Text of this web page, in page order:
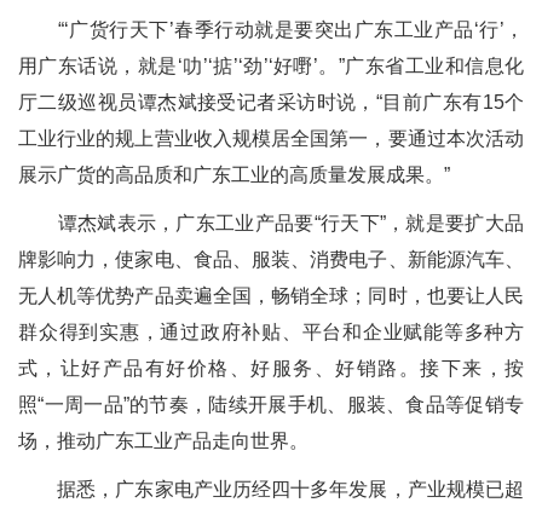
“‘广货行天下’春季行动就是要突出广东工业产品‘行’，
用广东话说，就是‘叻’‘掂’‘劲’‘好嘢’。”广东省工业和信息化
厅二级巡视员谭杰斌接受记者采访时说，“目前广东有15个
工业行业的规上营业收入规模居全国第一，要通过本次活动
展示广货的高品质和广东工业的高质量发展成果。”
谭杰斌表示，广东工业产品要“行天下”，就是要扩大品
牌影响力，使家电、食品、服装、消费电子、新能源汽车、
无人机等优势产品卖遍全国，畅销全球；同时，也要让人民
群众得到实惠，通过政府补贴、平台和企业赋能等多种方
式，让好产品有好价格、好服务、好销路。接下来，按
照“一周一品”的节奏，陆续开展手机、服装、食品等促销专
场，推动广东工业产品走向世界。
据悉，广东家电产业历经四十多年发展，产业规模已超